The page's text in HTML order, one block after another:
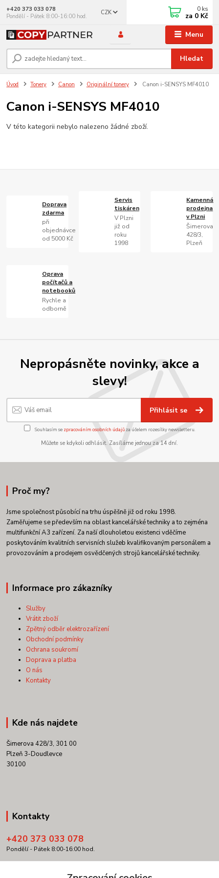
Menu
CZK
Hledat
+420 373 033 078
Pondělí - Pátek 8:00-16:00 hod.
0 ks
za 0 Kč
Úvod Tonery Canon Originální tonery Canon i-SENSYS MF4010
Canon i-SENSYS MF4010
V této kategorii nebylo nalezeno žádné zboží.
Doprava
zdarma
při
objednávce
od 5000 Kč
Servis
tiskáren
V Plzni
již od
roku
1998
Kamenná
prodejna
v Plzni
Šimerova
428/3,
Plzeň
Oprava
počítačů a
notebooků
Rychle a
odborně
Nepropásněte novinky, akce a
slevy!
Přihlásit se
Souhlasím se zpracováním osobních údajůza účelem rozesílky newsletteru.
Můžete se kdykoli odhlásit. Zasíláme jednou za 14 dní.
Proč my?
Jsme společnost působící na trhu úspěšně již od roku 1998.
Zaměřujeme se především na oblast kancelářské techniky a to zejména
multifunkční A3 zařízení. Za naší dlouholetou existenci vděčíme
poskytováním kvalitních servisních služeb kvalifikovaným personálem a
provozováním a prodejem osvědčených strojů kancelářské techniky.
Informace pro zákazníky
Služby
Vrátit zboží
Zpětný odběr elektrozařízení
Obchodní podmínky
Ochrana soukromí
Doprava a platba
O nás
Kontakty
Kde nás najdete
Šimerova 428/3, 301 00
Plzeň 3-Doudlevce
30100
Kontakty
+420 373 033 078
Pondělí - Pátek 8:00-16:00 hod.